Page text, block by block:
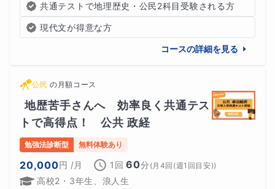
共通テストで地理歴史・公民2科目受験される方
現代文が得意な方
コースの詳細を見る
公民 の 月額コース
地歴苦手さんへ　効率良く共通テス
トで高得点！　公共 政経
勉強法診断型 無料体験あり
20,000円 /月 1回 60分 (月4回(週1回目安))
高校2・3年生、浪人生